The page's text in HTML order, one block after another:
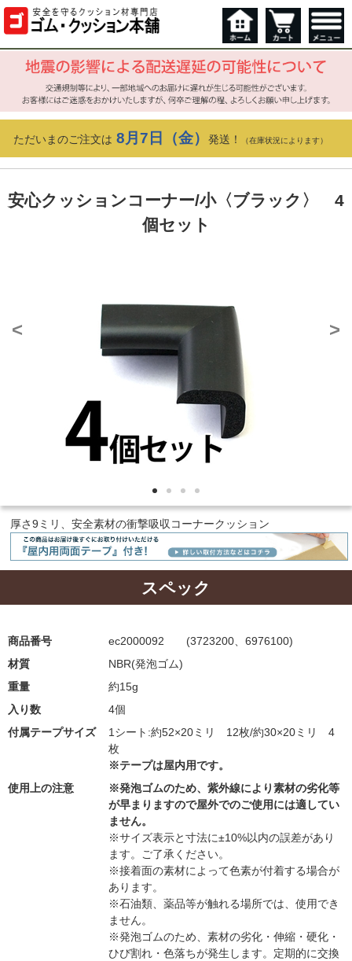
ただいまのご注文は 8月7日（金） 発送！ （在庫状況によります）
安心クッションコーナー/小〈ブラック〉 4
個セット
< >
厚さ9ミリ、安全素材の衝撃吸収コーナークッション
スペック
商品番号
ec2000092 (3723200、6976100)
材質
NBR(発泡ゴム)
重量
約15g
入り数
4個
付属テープサイズ
1シート:約52×20ミリ 12枚/約30×20ミリ 4
枚
※テープは屋内用です。
使用上の注意
※発泡ゴムのため、紫外線により素材の劣化等
が早まりますので屋外でのご使用には適してい
ません。
※サイズ表示と寸法に±10%以内の誤差があり
ます。ご了承ください。
※接着面の素材によって色素が付着する場合が
あります。
※石油類、薬品等が触れる場所では、使用でき
ません。
※発泡ゴムのため、素材の劣化・伸縮・硬化・
ひび割れ・色落ちが発生します。定期的に交換